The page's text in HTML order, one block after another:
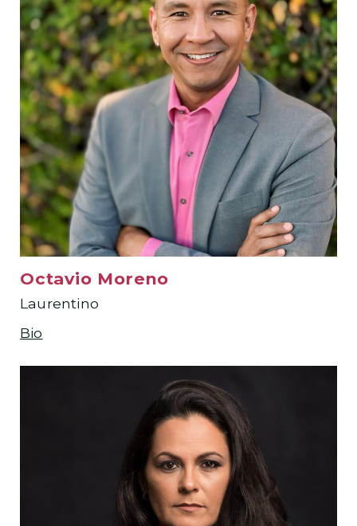
Octavio Moreno
Laurentino
Bio